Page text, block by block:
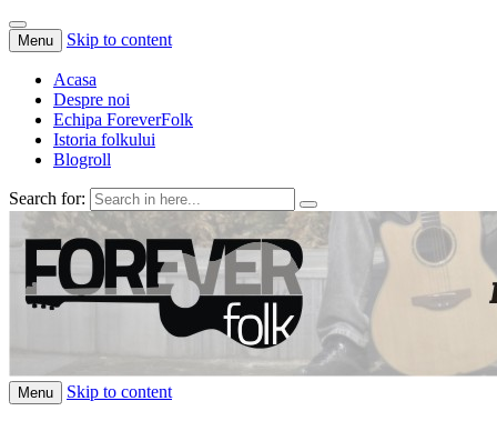
Menu Skip to content
Acasa
Despre noi
Echipa ForeverFolk
Istoria folkului
Blogroll
Search for:
ForeverFolk
Muzica sufletului tau
Menu Skip to content